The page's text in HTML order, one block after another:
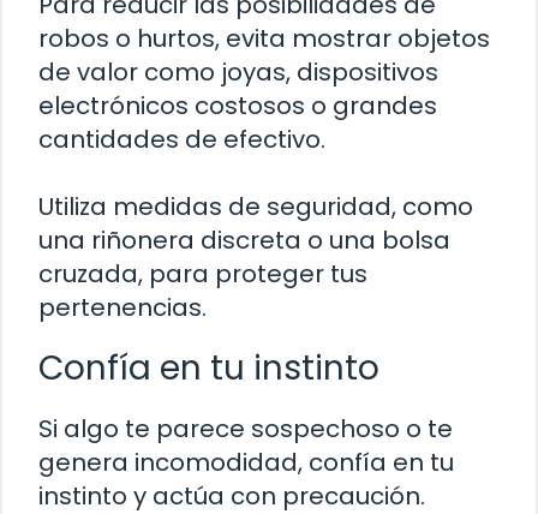
robos o hurtos, evita mostrar objetos
de valor como joyas, dispositivos
electrónicos costosos o grandes
cantidades de efectivo.
Utiliza medidas de seguridad, como
una riñonera discreta o una bolsa
cruzada, para proteger tus
pertenencias.
Confía en tu instinto
Si algo te parece sospechoso o te
genera incomodidad, confía en tu
instinto y actúa con precaución.